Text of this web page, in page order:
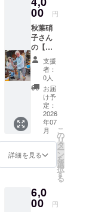
す。 デ
ザイン
はお選
びいた
だけま
せん。 ︎
サイズ /
直径約
10cm
00 円
秋葉硝
子さん
の【吹
き硝子
体験】
500円
OFFチ
ケット♪
有効期
限：
2026年
8月～
2027年
8月
支援
者：
0人
お届
け予
定：
2026
年07
月
詳細を見る
こ
の
リ
タ
ー
ン
を
選
択
す
る
6,0
00 円